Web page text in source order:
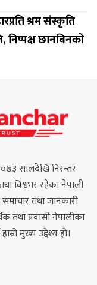
श्रम संस्कृति
निष्पक्ष छानबिनको
सालदेखि निरन्तर
विश्वभर रहेका नेपाली
तथा जानकारी
तथा प्रवासी नेपालीका
मुख्य उद्देश्य हो।